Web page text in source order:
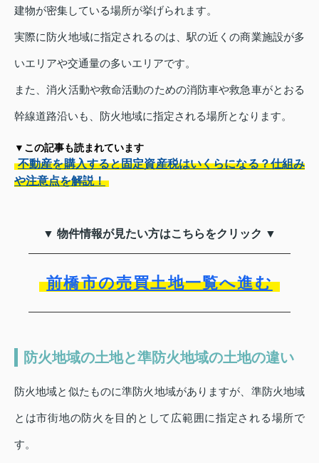
建物が密集している場所が挙げられます。
実際に防火地域に指定されるのは、駅の近くの商業施設が多
いエリアや交通量の多いエリアです。
また、消火活動や救命活動のための消防車や救急車がとおる
幹線道路沿いも、防火地域に指定される場所となります。
▼この記事も読まれています
不動産を購入すると固定資産税はいくらになる？仕組み
や注意点を解説！
▼ 物件情報が見たい方はこちらをクリック ▼
前橋市の売買土地一覧へ進む
防火地域の土地と準防火地域の土地の違い
防火地域と似たものに準防火地域がありますが、準防火地域
とは市街地の防火を目的として広範囲に指定される場所で
す。